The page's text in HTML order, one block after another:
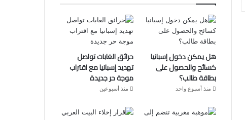
هل يمكن دخول إسبانيا
كسائح والحصول على
بطاقة طالب؟
منذ أسبوع واحد
حرائق الغابات تواصل
تهديد إسبانيا مع اقتراب
موجة حر جديدة
منذ أسبوعين